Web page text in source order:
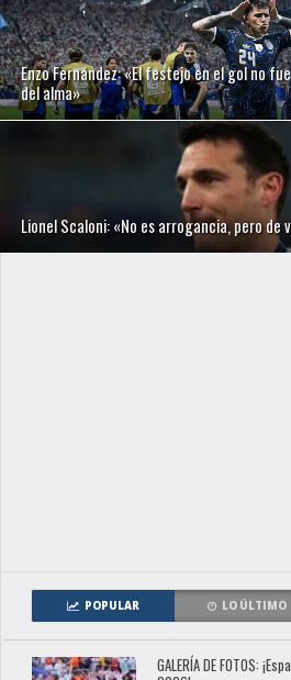
Enzo Fernández: «El festejo en el gol no
del alma»
Lionel Scaloni: «No es arrogancia, pero de
POPULAR LO ÚLTIMO
GALERÍA DE FOTOS: